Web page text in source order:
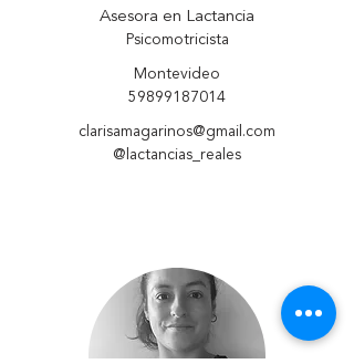
Asesora en Lactancia
Psicomotricista
Montevideo
59899187014
clarisamagarinos@gmail.com
@lactancias_reales